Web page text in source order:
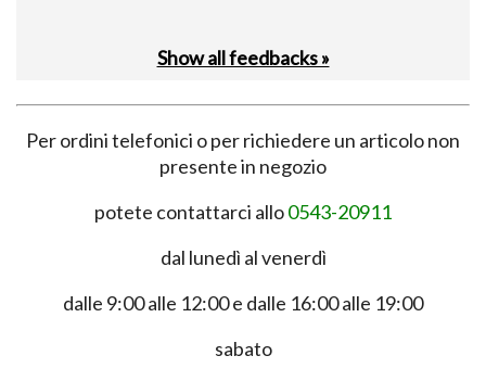
Show all feedbacks »
Per ordini telefonici o per richiedere un articolo non
presente in negozio
potete contattarci allo0543-20911
dal lunedì al venerdì
dalle 9:00 alle 12:00 e dalle 16:00 alle 19:00
sabato